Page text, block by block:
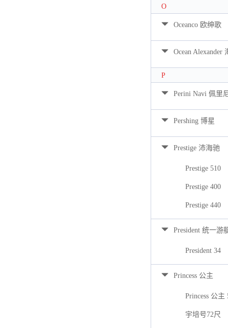
O
Oceanco 欧绅歌
Ocean Alexander
P
Perini Navi 佩里
Pershing 博星
Prestige 沛海驰
Prestige 510
Prestige 400
Prestige 440
President 统一游
President 34
Princess 公主
Princess 公主
宇培号72尺